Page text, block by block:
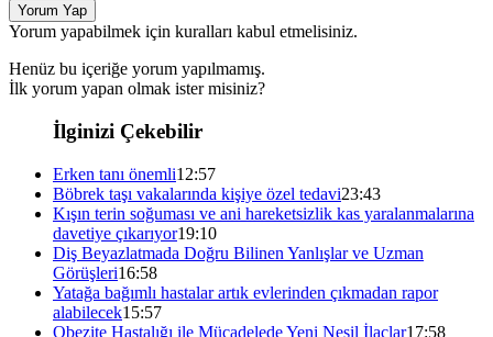
Yorum Yap
Yorum yapabilmek için kuralları kabul etmelisiniz.
Henüz bu içeriğe yorum yapılmamış.
İlk yorum yapan olmak ister misiniz?
İlginizi Çekebilir
Erken tanı önemli12:57
Böbrek taşı vakalarında kişiye özel tedavi23:43
Kışın terin soğuması ve ani hareketsizlik kas yaralanmalarına
davetiye çıkarıyor19:10
Diş Beyazlatmada Doğru Bilinen Yanlışlar ve Uzman
Görüşleri16:58
Yatağa bağımlı hastalar artık evlerinden çıkmadan rapor
alabilecek15:57
Obezite Hastalığı ile Mücadelede Yeni Nesil İlaçlar17:58